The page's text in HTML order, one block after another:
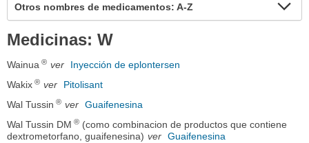
Otros nombres de medicamentos: A-Z
Medicinas: W
Wainua ® ver
Inyección de eplontersen
Wakix ® ver
Pitolisant
Wal Tussin ® ver Guaifenesina
Wal Tussin DM ® (como combinacion de productos que contiene
dextrometorfano, guaifenesina) ver Guaifenesina